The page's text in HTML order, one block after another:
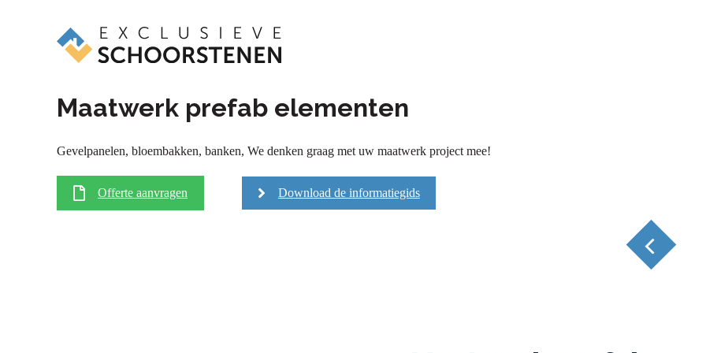
Maatwerk prefab elementen
Gevelpanelen, bloembakken, banken, We denken graag met uw maatwerk project mee!
Offerte aanvragen Download de informatiegids